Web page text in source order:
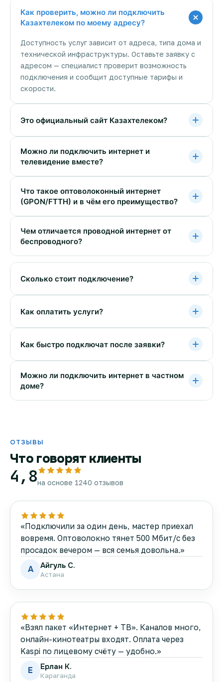
Как проверить, можно ли подключить
Казахтелеком по моему адресу?
Доступность услуг зависит от адреса, типа дома и
технической инфраструктуры. Оставьте заявку с
адресом — специалист проверит возможность
подключения и сообщит доступные тарифы и
скорости.
Это официальный сайт Казахтелеком?
Можно ли подключить интернет и
телевидение вместе?
Что такое оптоволоконный интернет
(GPON/FTTH) и в чём его преимущество?
Чем отличается проводной интернет от
беспроводного?
Сколько стоит подключение?
Как оплатить услуги?
Как быстро подключат после заявки?
Можно ли подключить интернет в частном
доме?
ОТЗЫВЫ
Что говорят клиенты
4,8на основе 1240 отзывов
«Подключили за один день, мастер приехал
вовремя. Оптоволокно тянет 500 Мбит/с без
просадок вечером — вся семья довольна.»
А Айгуль С.
Астана
«Взял пакет «Интернет + ТВ». Каналов много,
онлайн-кинотеатры входят. Оплата через
Kaspi по лицевому счёту — удобно.»
Е Ерлан К.
Караганда